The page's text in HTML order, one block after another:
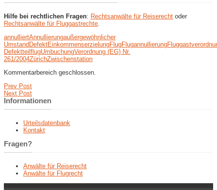
Hilfe bei rechtlichen Fragen: Rechtsanwälte für Reiserecht oder
Rechtsanwälte für Fluggastrechte
annulliertAnnullierungaußergewöhnlicher
UmstandDefektEinkommenserzielungFlugFlugannullierung
DefektteilflugUmbuchungVerordnung (EG) Nr.
261/2004ZürichZwischenstation
Kommentarbereich geschlossen.
Prev Post
Next Post
Informationen
Urteilsdatenbank
Kontakt
Fragen?
Anwälte für Reiserecht
Anwälte für Flugrecht